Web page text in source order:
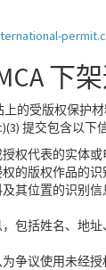
下
的受版权保护
提交包含以下
权代表的实体或
的版权作品的识
其位置的识别信
包括姓名、地
争议使用未经授